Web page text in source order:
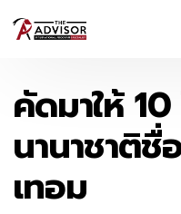
คัดมาให้ 10
นานาชาติ
เทอม